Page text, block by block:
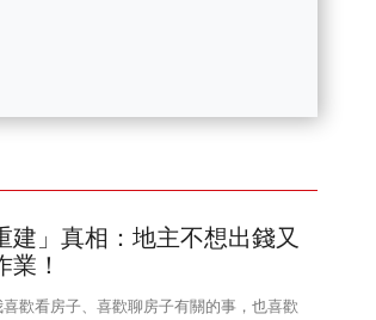
建」真相：地主不想出錢又
！
歡看房子、喜歡聊房子有關的事，也喜歡